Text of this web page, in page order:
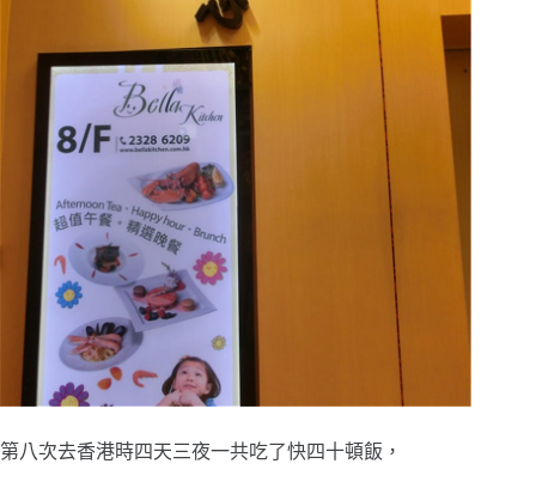
第八次去香港時四天三夜一共吃了快四十頓飯，